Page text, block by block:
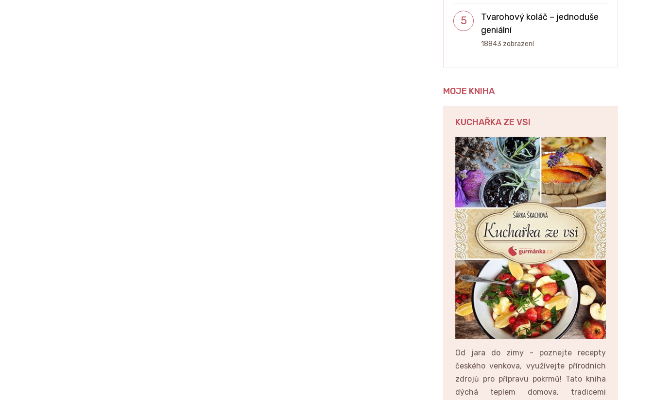
Tvarohový koláč – jednoduše
geniální
18843 zobrazení
MOJE KNIHA
KUCHAŘKA ZE VSI
Od jara do zimy - poznejte recepty
českého venkova, využívejte přírodních
zdrojů pro přípravu pokrmů! Tato kniha
dýchá teplem domova, tradicemi